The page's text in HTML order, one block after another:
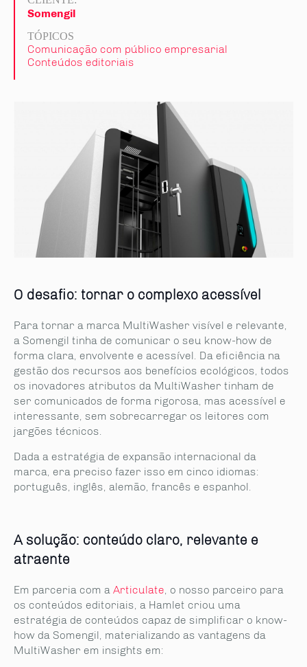
Somengil
TÓPICOS
Comunicação com público empresarial
Conteúdos editoriais
O desafio: tornar o complexo acessível
Para tornar a marca MultiWasher visível e relevante,
a Somengil tinha de comunicar o seu know-how de
forma clara, envolvente e acessível. Da eficiência na
gestão dos recursos aos benefícios ecológicos, todos
os inovadores atributos da MultiWasher tinham de
ser comunicados de forma rigorosa, mas acessível e
interessante, sem sobrecarregar os leitores com
jargões técnicos.
Dada a estratégia de expansão internacional da
marca, era preciso fazer isso em cinco idiomas:
português, inglês, alemão, francês e espanhol.
A solução: conteúdo claro, relevante e
atraente
Em parceria com a Articulate , o nosso parceiro para
os conteúdos editoriais, a Hamlet criou uma
estratégia de conteúdos capaz de simplificar o know-
how da Somengil, materializando as vantagens da
MultiWasher em insights em: